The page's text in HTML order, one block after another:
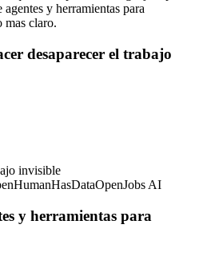
y herramientas para
mas claro.
desaparecer el trabajo
invisible
HasDataOpenJobs AI
y herramientas para